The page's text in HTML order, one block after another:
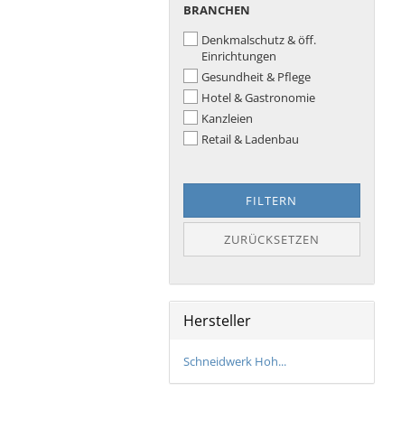
BRANCHEN
BRANCHEN
Denkmalschutz & öff.
Einrichtungen
Gesundheit & Pflege
Hotel & Gastronomie
Kanzleien
Retail & Ladenbau
FILTERN
ZURÜCKSETZEN
Hersteller
Schneidwerk Hoh...